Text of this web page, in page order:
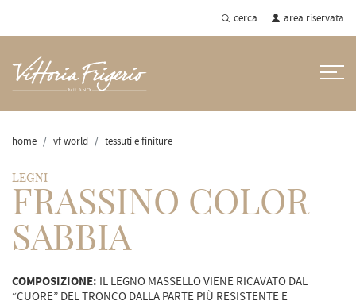
cerca area riservata
home vf world tessuti e finiture
LEGNI
FRASSINO COLOR
SABBIA
COMPOSIZIONE: IL LEGNO MASSELLO VIENE RICAVATO DAL
“CUORE” DEL TRONCO DALLA PARTE PIÙ RESISTENTE E